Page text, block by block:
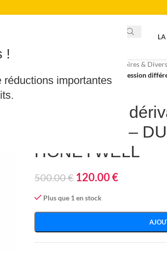
!
importantes
LA
Accessoires & Divers
Soupape de dérivation et de pression
Soupape de
différentielle –
HONEYWELL
500.00€ 120.00€
Plus que 1 en stock